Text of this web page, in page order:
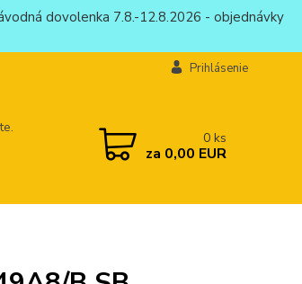
dovolenka 7.8.-12.8.2026 - objednávky
Prihlásenie
0 ks
za 0,00 EUR